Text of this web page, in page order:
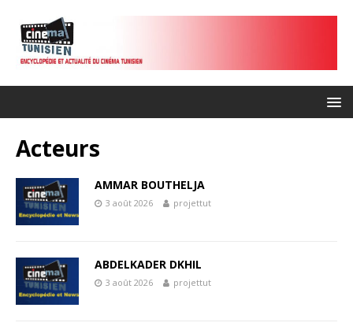
Acteurs
AMMAR BOUTHELJA
3 août 2026 projettut
ABDELKADER DKHIL
3 août 2026 projettut